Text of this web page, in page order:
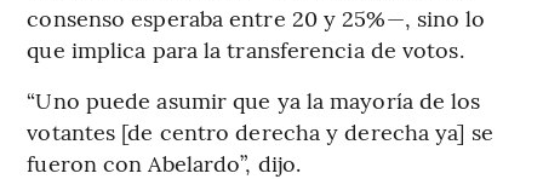
consenso esperaba entre 20 y 25%—, sino lo
que implica para la transferencia de votos.
“Uno puede asumir que ya la mayoría de los
votantes [de centro derecha y derecha ya] se
fueron con Abelardo”, dijo.